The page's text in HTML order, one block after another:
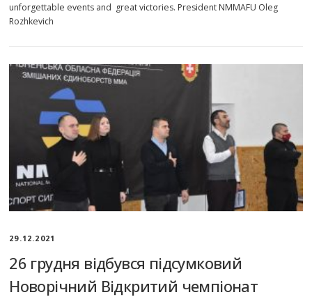
unforgettable events and great victories. President NMMAFU Oleg
Rozhkevich
29.12.2021
26 грудня відбувся підсумковий
Новорічний Відкритий чемпіонат